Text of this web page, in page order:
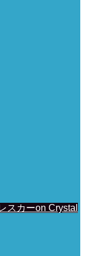
スカーon Crystal